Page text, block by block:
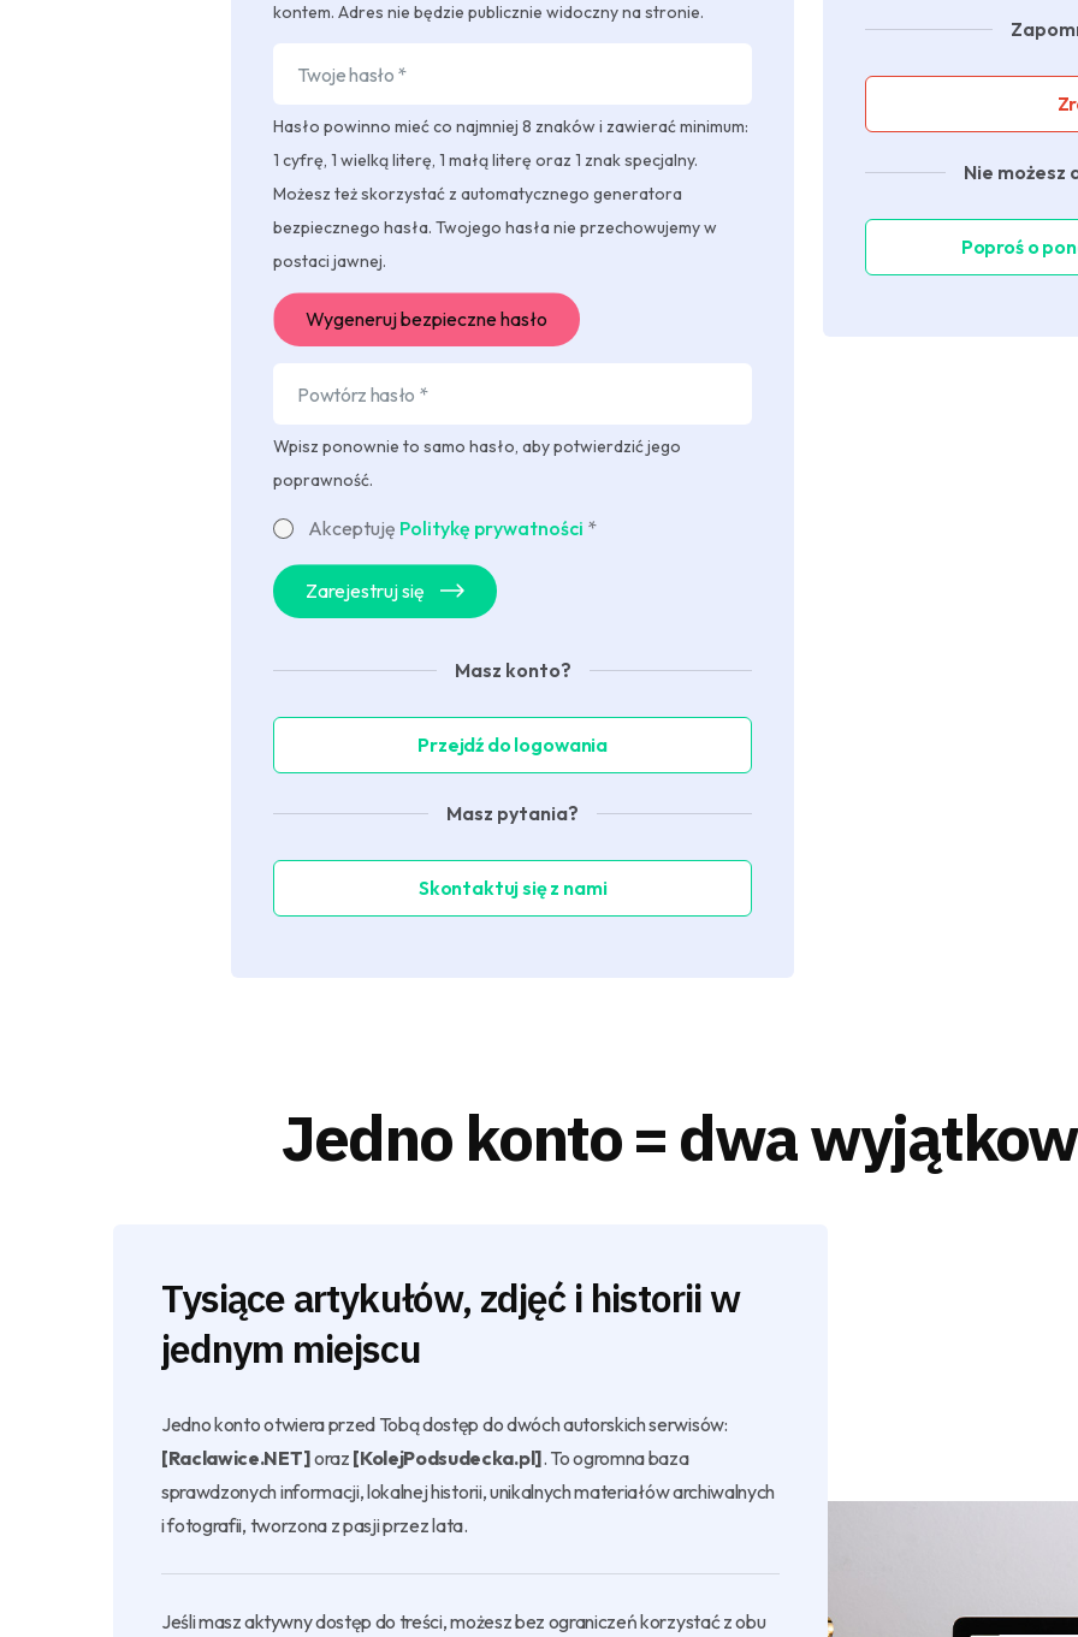
kontem. Adres nie będzie publicznie widoczny na stronie.
Hasło powinno mieć co najmniej 8 znaków i zawierać minimum:
1 cyfrę, 1 wielką literę, 1 małą literę oraz 1 znak specjalny.
Możesz też skorzystać z automatycznego generatora
bezpiecznego hasła. Twojego hasła nie przechowujemy w
postaci jawnej.
Wygeneruj bezpieczne hasło
Wpisz ponownie to samo hasło, aby potwierdzić jego
poprawność.
Akceptuję Politykę prywatności *
Zarejestruj się
Masz konto?
Przejdź do logowania
Masz pytania?
Skontaktuj się z nami
Nie możesz
Poproś o
Jedno konto = dwa
Tysiące artykułów, zdjęć i historii w
jednym miejscu
Jedno konto otwiera przed Tobą dostęp do dwóch autorskich serwisów:
[Raclawice.NET]oraz [KolejPodsudecka.pl]. To ogromna baza
sprawdzonych informacji, lokalnej historii, unikalnych materiałów archiwalnych
i fotografii, tworzona z pasji przez lata.
Jeśli masz aktywny dostęp do treści, możesz bez ograniczeń korzystać z obu